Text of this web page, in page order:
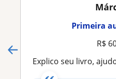
Primeira
R$
Explico seu livro, ajudo a organizar seu